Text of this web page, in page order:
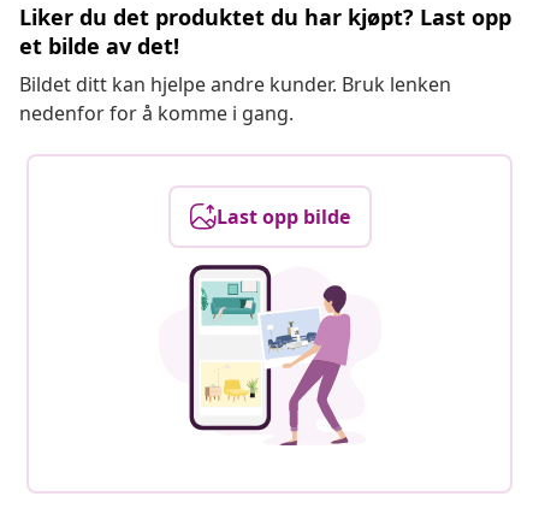
Liker du det produktet du har kjøpt? Last opp
et bilde av det!
Bildet ditt kan hjelpe andre kunder. Bruk lenken
nedenfor for å komme i gang.
Last opp bilde